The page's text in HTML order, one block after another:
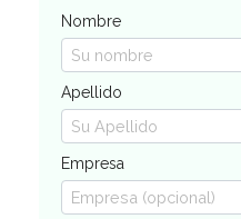
Nombre
Apellido
Empresa